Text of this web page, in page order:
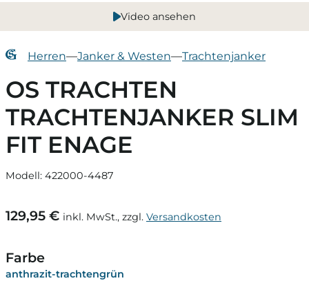
Video ansehen
Herren—Janker & Westen—Trachtenjanker
OS TRACHTEN
TRACHTENJANKER SLIM
FIT ENAGE
Modell: 422000-4487
129,95 € inkl. MwSt., zzgl. Versandkosten
Farbe
anthrazit-trachtengrün